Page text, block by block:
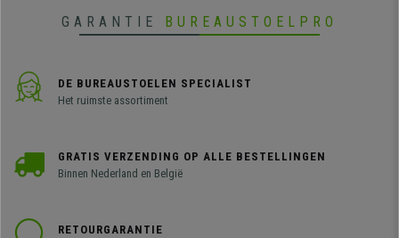
GARANTIE BUREAUSTOELPRO
DE BUREAUSTOELEN SPECIALIST
Het ruimste assortiment
GRATIS VERZENDING OP ALLE BESTELLINGEN
Binnen Nederland en België
RETOURGARANTIE